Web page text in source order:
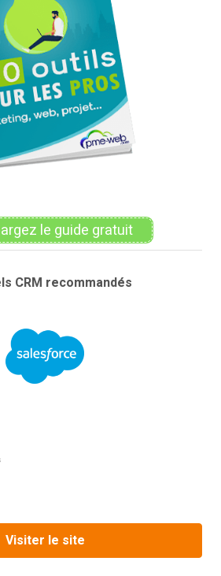
le guide gratuit
CRM recommandés
Visiter le site